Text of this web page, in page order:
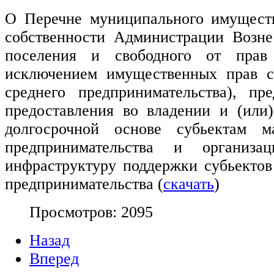
О Перечне муниципального
собственности Администрации
поселения и свободного от
исключением имущественных прав
среднего предпринимательства),
предоставления во владении и
долгосрочной основе субьектам
предпринимательства и
инфраструктуру поддержки
предпринимательства (скачать)
Просмотров: 2095
Назад
Вперед